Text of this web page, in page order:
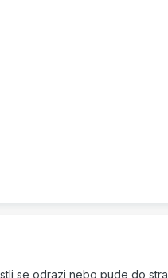
se odrazi nebo pude do